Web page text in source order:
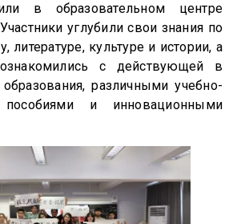
в образовательном центре
углубили свои знания по
литературе, культуре и истории, а
с действующей в
различными учебно-
пособиями и инновационными